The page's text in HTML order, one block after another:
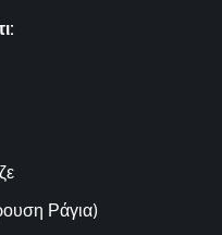
Ράγια)